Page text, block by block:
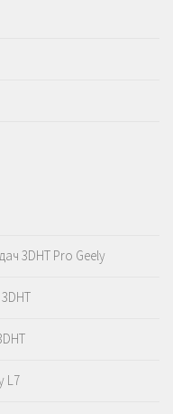
3DHT Pro Geely
L7